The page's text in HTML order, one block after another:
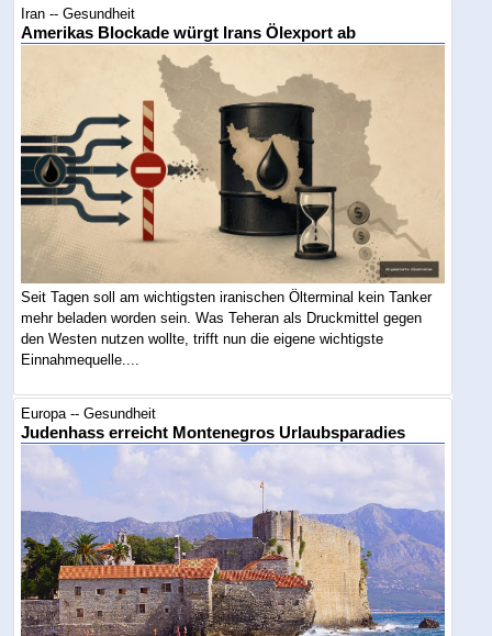
Iran -- Gesundheit
Amerikas Blockade würgt Irans Ölexport ab
Seit Tagen soll am wichtigsten iranischen Ölterminal kein Tanker
mehr beladen worden sein. Was Teheran als Druckmittel gegen
den Westen nutzen wollte, trifft nun die eigene wichtigste
Einnahmequelle....
Europa -- Gesundheit
Judenhass erreicht Montenegros Urlaubsparadies